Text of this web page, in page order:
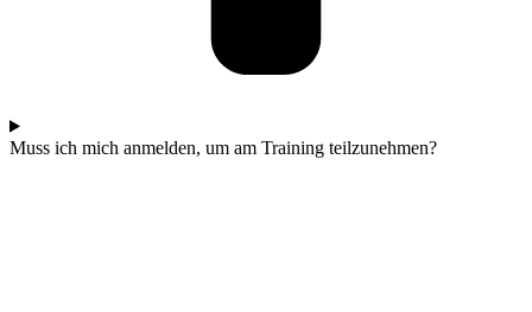
Muss ich mich anmelden, um am Training teilzunehmen?